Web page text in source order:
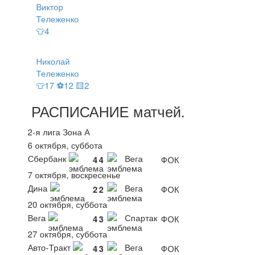
Виктор
Тележенко
👕4
Николай
Тележенко
👕17 ⚽12 🟨2
РАСПИСАНИЕ матчей.
2-я лига Зона А
6 октября, суббота
Сбербанк
44 Вега
ФОК
7 октября, воскресенье
Дина
22 Вега
ФОК
20 октября, суббота
Вега
43 Спартак ФОК
27 октября, суббота
Авто-Тракт
43 Вега
ФОК